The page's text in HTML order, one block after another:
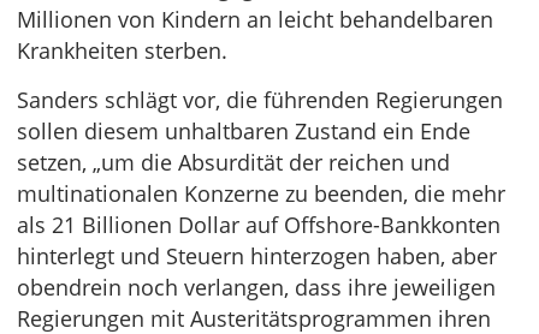
Millionen von Kindern an leicht behandelbaren
Krankheiten sterben.
Sanders schlägt vor, die führenden Regierungen
sollen diesem unhaltbaren Zustand ein Ende
setzen, „um die Absurdität der reichen und
multinationalen Konzerne zu beenden, die mehr
als 21 Billionen Dollar auf Offshore-Bankkonten
hinterlegt und Steuern hinterzogen haben, aber
obendrein noch verlangen, dass ihre jeweiligen
Regierungen mit Austeritätsprogrammen ihren